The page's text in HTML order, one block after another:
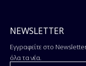
NEWSLETTER
Εγγραφείτε στο
όλα τα νέα.